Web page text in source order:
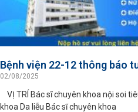
Bệnh viện 22-12 thông báo
02/08/2025
VỊ TRÍ Bác sĩ chuyên khoa nội soi
khoa Da liễu Bác sĩ chuyên khoa